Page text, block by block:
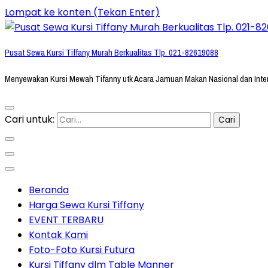
Lompat ke konten (Tekan Enter)
Pusat Sewa Kursi Tiffany Murah Berkualitas Tlp. 021-82619088
Menyewakan Kursi Mewah Tifanny utk Acara Jamuan Makan Nasional dan
Cari untuk:
Beranda
Harga Sewa Kursi Tiffany
EVENT TERBARU
Kontak Kami
Foto-Foto Kursi Futura
Kursi Tiffany dlm Table Manner